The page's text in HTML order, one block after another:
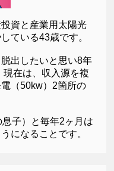
資と産業用太陽光
ている43歳です。
出したいと思い8年
在は、収入源を複
（50kw）2箇所の
子）と毎年2ヶ月は
になることです。